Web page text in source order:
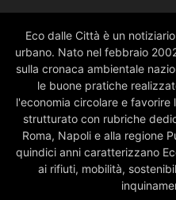
Eco dalle Città è un
urbano. Nato nel febbraio
sulla cronaca ambientale
le buone pratiche
l'economia circolare e favorire
strutturato con rubriche
Roma, Napoli e alla regione
quindici anni caratterizzano
ai rifiuti, mobilità,